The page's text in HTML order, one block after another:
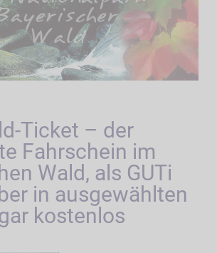
Ticket – der
Fahrschein im
Wald, als GUTi
in ausgewählten
kostenlos